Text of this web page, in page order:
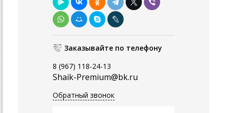
Заказывайте по телефону
8 (967) 118-24-13
Shaik-Premium@bk.ru
Обратный звонок